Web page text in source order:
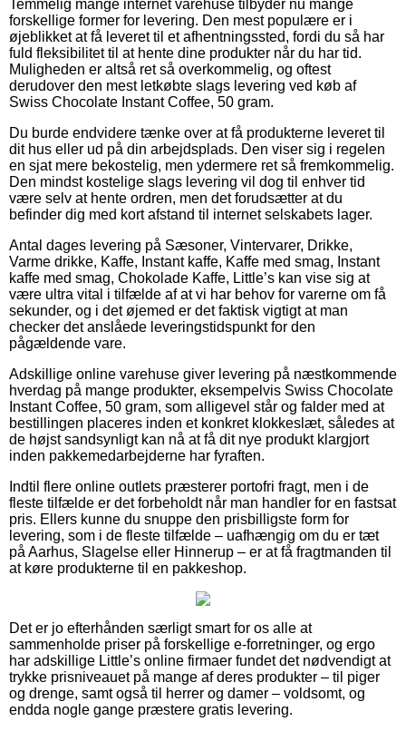
Temmelig mange internet varehuse tilbyder nu mange
forskellige former for levering. Den mest populære er i
øjeblikket at få leveret til et afhentningssted, fordi du så har
fuld fleksibilitet til at hente dine produkter når du har tid.
Muligheden er altså ret så overkommelig, og oftest
derudover den mest letkøbte slags levering ved køb af
Swiss Chocolate Instant Coffee, 50 gram.
Du burde endvidere tænke over at få produkterne leveret til
dit hus eller ud på din arbejdsplads. Den viser sig i regelen
en sjat mere bekostelig, men ydermere ret så fremkommelig.
Den mindst kostelige slags levering vil dog til enhver tid
være selv at hente ordren, men det forudsætter at du
befinder dig med kort afstand til internet selskabets lager.
Antal dages levering på Sæsoner, Vintervarer, Drikke,
Varme drikke, Kaffe, Instant kaffe, Kaffe med smag, Instant
kaffe med smag, Chokolade Kaffe, Little’s kan vise sig at
være ultra vital i tilfælde af at vi har behov for varerne om få
sekunder, og i det øjemed er det faktisk vigtigt at man
checker det anslåede leveringstidspunkt for den
pågældende vare.
Adskillige online varehuse giver levering på næstkommende
hverdag på mange produkter, eksempelvis Swiss Chocolate
Instant Coffee, 50 gram, som alligevel står og falder med at
bestillingen placeres inden et konkret klokkeslæt, således at
de højst sandsynligt kan nå at få dit nye produkt klargjort
inden pakkemedarbejderne har fyraften.
Indtil flere online outlets præsterer portofri fragt, men i de
fleste tilfælde er det forbeholdt når man handler for en fastsat
pris. Ellers kunne du snuppe den prisbilligste form for
levering, som i de fleste tilfælde – uafhængig om du er tæt
på Aarhus, Slagelse eller Hinnerup – er at få fragtmanden til
at køre produkterne til en pakkeshop.
Det er jo efterhånden særligt smart for os alle at
sammenholde priser på forskellige e-forretninger, og ergo
har adskillige Little’s online firmaer fundet det nødvendigt at
trykke prisniveauet på mange af deres produkter – til piger
og drenge, samt også til herrer og damer – voldsomt, og
endda nogle gange præstere gratis levering.